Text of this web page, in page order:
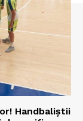
Handbaliștii